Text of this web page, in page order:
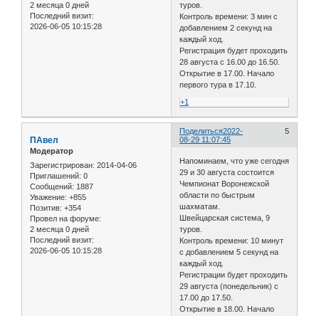
2 месяца 0 дней
Последний визит:
2026-06-05 10:15:28
туров.
Контроль времени: 3 мин с
добавлением 2 секунд на
каждый ход.
Регистрация будет проходить
28 августа с 16.00 до 16.50.
Открытие в 17.00. Начало
первого тура в 17.10.
+1
Поделиться 5
2022-
08-29 11:07:45
ПАвел
Модератор
Зарегистрирован: 2014-04-06
Приглашений: 0
Сообщений: 1887
Уважение: +855
Позитив: +354
Провел на форуме:
2 месяца 0 дней
Последний визит:
2026-06-05 10:15:28
Напоминаем, что уже сегодня
29 и 30 августа состоится
Чемпионат Воронежской
области по быстрым
шахматам.
Швейцарская система, 9
туров.
Контроль времени: 10 минут
с добавлением 5 секунд на
каждый ход.
Регистрации будет проходить
29 августа (понедельник) с
17.00 до 17.50.
Открытие в 18.00. Начало